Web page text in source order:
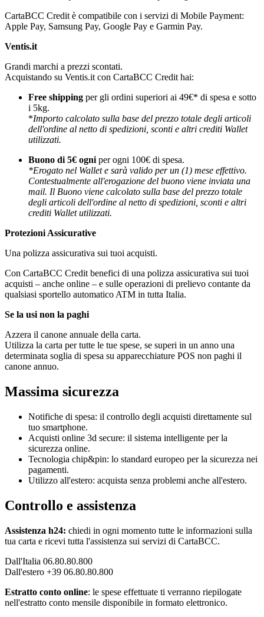
CartaBCC Credit è compatibile con i servizi di Mobile Payment:
Apple Pay, Samsung Pay, Google Pay e Garmin Pay.
Ventis.it
Grandi marchi a prezzi scontati.
Acquistando su Ventis.it con CartaBCC Credit hai:
Free shipping per gli ordini superiori ai 49€* di spesa e sotto
i 5kg.
*Importo calcolato sulla base del prezzo totale degli articoli
dell'ordine al netto di spedizioni, sconti e altri crediti Wallet
utilizzati.
Buono di 5€ ogniper ogni 100€ di spesa.
*Erogato nel Wallet e sarà valido per un (1) mese effettivo.
Contestualmente all'erogazione del buono viene inviata una
mail. Il Buono viene calcolato sulla base del prezzo totale
degli articoli dell'ordine al netto di spedizioni, sconti e altri
crediti Wallet utilizzati.
Protezioni Assicurative
Una polizza assicurativa sui tuoi acquisti.
Con CartaBCC Credit benefici di una polizza assicurativa sui tuoi
acquisti – anche online – e sulle operazioni di prelievo contante da
qualsiasi sportello automatico ATM in tutta Italia.
Se la usi non la paghi
Azzera il canone annuale della carta.
Utilizza la carta per tutte le tue spese, se superi in un anno una
determinata soglia di spesa su apparecchiature POS non paghi il
canone annuo.
Massima sicurezza
Notifiche di spesa: il controllo degli acquisti direttamente sul
tuo smartphone.
Acquisti online 3d secure: il sistema intelligente per la
sicurezza online.
Tecnologia chip&pin: lo standard europeo per la sicurezza nei
pagamenti.
Utilizzo all'estero: acquista senza problemi anche all'estero.
Controllo e assistenza
Assistenza h24: chiedi in ogni momento tutte le informazioni sulla
tua carta e ricevi tutta l'assistenza sui servizi di CartaBCC.
Dall'Italia 06.80.80.800
Dall'estero +39 06.80.80.800
Estratto conto online: le spese effettuate ti verranno riepilogate
nell'estratto conto mensile disponibile in formato elettronico.